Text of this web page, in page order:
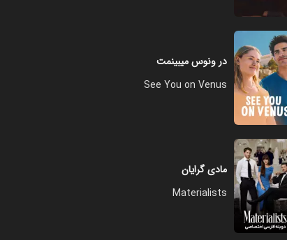
در ونوس میبینمت
See You on Venus
مادی گرایان
Materialists